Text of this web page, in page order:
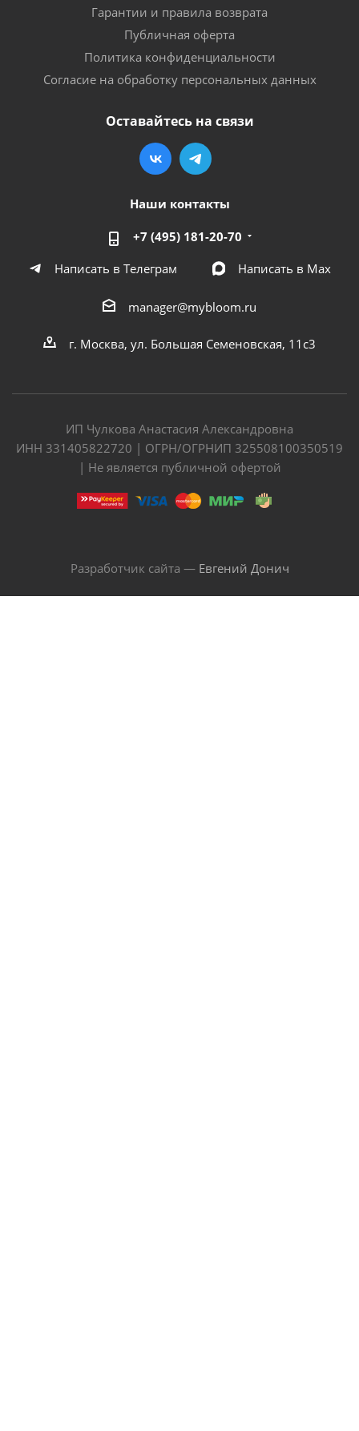
Гарантии и правила возврата
Публичная оферта
Политика конфиденциальности
Согласие на обработку персональных данных
Оставайтесь на связи
Наши контакты
+7 (495) 181-20-70
Написать в Телеграм
Написать в Мах
manager@mybloom.ru
г. Москва, ул. Большая Семеновская, 11с3
ИП Чулкова Анастасия Александровна
ИНН 331405822720 | ОГРН/ОГРНИП 325508100350519
| Не является публичной офертой
Разработчик сайта — Евгений Донич